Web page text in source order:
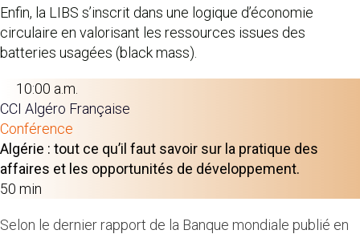
Enfin, la LIBS s’inscrit dans une logique d’économie
circulaire en valorisant les ressources issues des
batteries usagées (black mass).
10:00 a.m.
CCI Algéro Française
Conférence
Algérie : tout ce qu’il faut savoir sur la pratique des
affaires et les opportunités de développement.
50 min
Selon le dernier rapport de la Banque mondiale publié en